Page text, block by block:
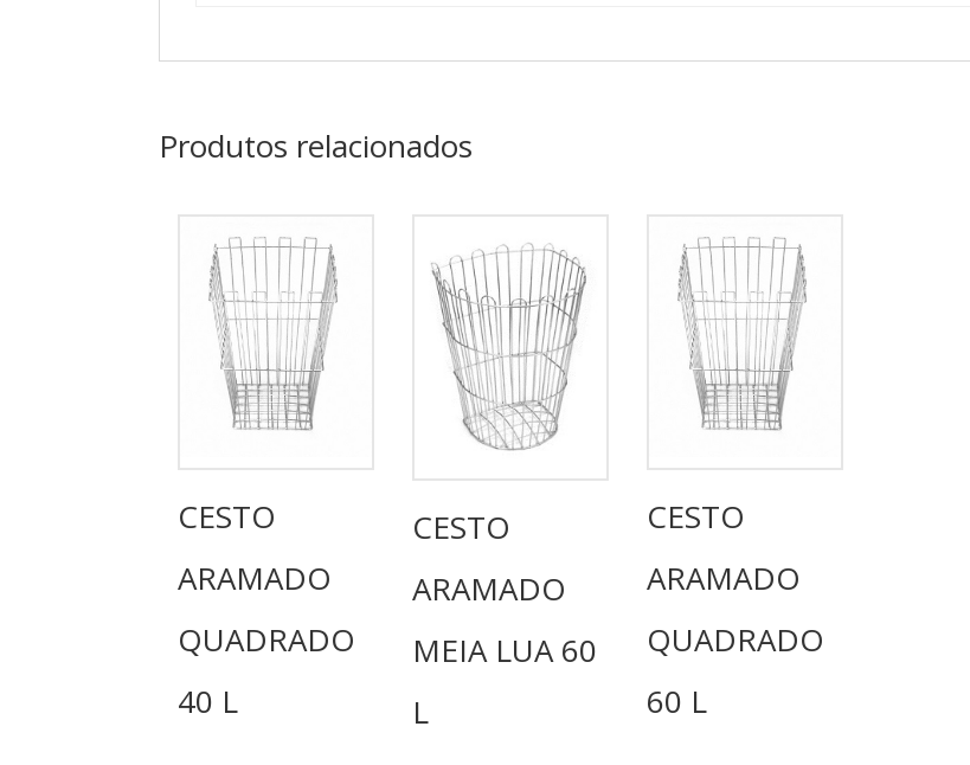
Produtos relacionados
CESTO
ARAMADO
QUADRADO
40 L
CESTO
ARAMADO
MEIA LUA 60
L
CESTO
ARAMADO
QUADRADO
60 L